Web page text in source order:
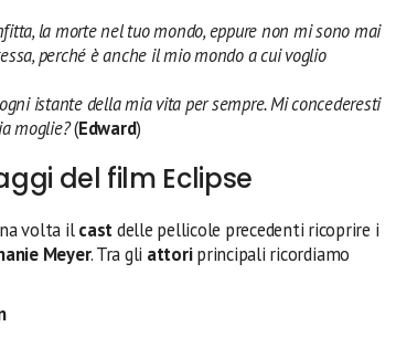
la morte nel tuo mondo, eppure non mi sono mai
perché è anche il mio mondo a cui voglio
istante della mia vita per sempre. Mi concederesti
moglie?(Edward)
del film Eclipse
volta ilcastdelle pellicole precedenti ricoprire i
Meyer. Tra gli attoriprincipali ricordiamo